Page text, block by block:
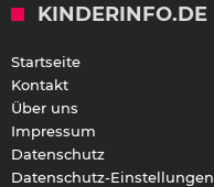
KINDERINFO.DE
Startseite
Kontakt
Über uns
Impressum
Datenschutz
Datenschutz-Einstellungen